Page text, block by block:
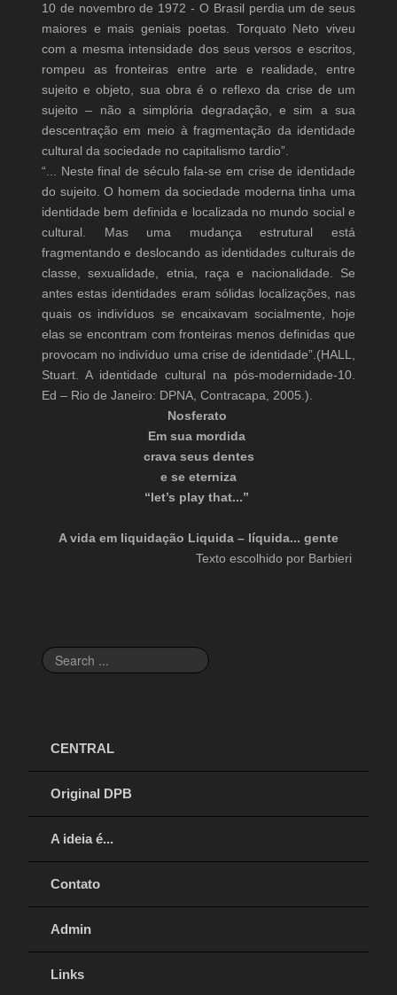
10 de novembro de 1972 - O Brasil perdia um de seus
maiores e mais geniais poetas. Torquato Neto viveu
com a mesma intensidade dos seus versos e escritos,
rompeu as fronteiras entre arte e realidade, entre
sujeito e objeto, sua obra é o reflexo da crise de um
sujeito – não a simplória degradação, e sim a sua
descentração em meio à fragmentação da identidade
cultural da sociedade no capitalismo tardio”.
“... Neste final de século fala-se em crise de identidade
do sujeito. O homem da sociedade moderna tinha uma
identidade bem definida e localizada no mundo social e
cultural. Mas uma mudança estrutural está
fragmentando e deslocando as identidades culturais de
classe, sexualidade, etnia, raça e nacionalidade. Se
antes estas identidades eram sólidas localizações, nas
quais os indivíduos se encaixavam socialmente, hoje
elas se encontram com fronteiras menos definidas que
provocam no indivíduo uma crise de identidade”.(HALL,
Stuart. A identidade cultural na pós-modernidade-10.
Ed – Rio de Janeiro: DPNA, Contracapa, 2005.).
Nosferato
Em sua mordida
crava seus dentes
e se eterniza
“let’s play that...”
A vida em liquidação Liquida – líquida... gente
Texto escolhido por Barbieri
Search
...
CENTRAL
Original DPB
A ideia é...
Contato
Admin
Links